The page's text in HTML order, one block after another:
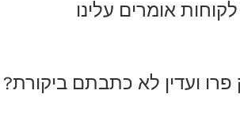
אומרים עלינו
ועדין לא כתבתם ביקורת?